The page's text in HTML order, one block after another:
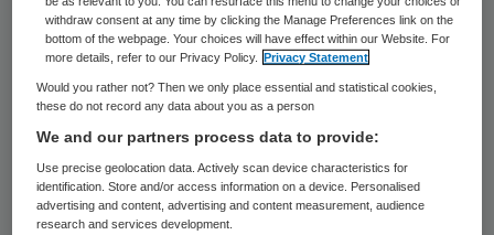
collectieve ontslagaanvraag, tot 27 oktober
2014 uitgesteld. Dit meldt de
zorgorganisatie vandaag.
Op 28 augustus maakte Carinova bekend
dat een kwart van het personeel, wat
neerkomt op zo’n 1000 werknemerszou
worden ontslagenomdat de organisatie per
withdraw consent at any time by clicking the Manage Preferences link on the
bottom of the webpage. Your choices will have effect within our Website. For
more details, refer to our Privacy Policy.
Privacy Statement
Would you rather not? Then we only place essential and statistical cookies,
these do not record any data about you as a person
We and our partners process data to provide:
Use precise geolocation data. Actively scan device characteristics for
identification. Store and/or access information on a device. Personalised
advertising and content, advertising and content measurement, audience
research and services development.